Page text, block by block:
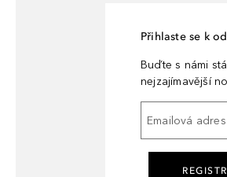
Přihlaste se k
Buďte s námi
nejzajímavější
Emailová